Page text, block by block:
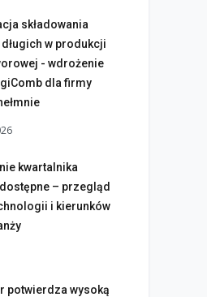
składowania
w produkcji
- wdrożenie
dla firmy
kwartalnika
dostępne – przegląd
i kierunków
potwierdza wysoką